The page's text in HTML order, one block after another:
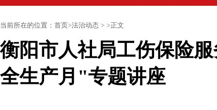
当前所在的位置：首页>法治动态 > >正文
衡阳市人社局工伤保险
全生产月"专题讲座